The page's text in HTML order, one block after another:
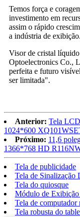
Temos força e
investimento em
assim o rápido
a indústria de exibição.
Visor de cristal
Optoelectronics Co.,
perfeita e futuro
ser limitada".
Anterior: Tela
1024*600
Próximo: 11,6
1366*768 HD
Tela de publicidade
Tela de Sinalização
Tela do quiosque
Módulo de
Tela de computador
Tela robusta do